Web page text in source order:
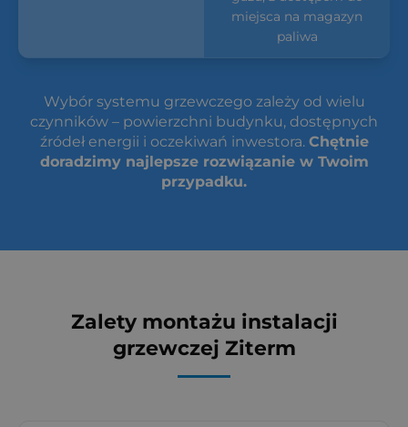
miejsca na magazyn
paliwa
Wybór systemu grzewczego zależy od wielu
czynników – powierzchni budynku, dostępnych
źródeł energii i oczekiwań inwestora. Chętnie
doradzimy najlepsze rozwiązanie w Twoim
przypadku.
Zalety montażu instalacji
grzewczej Ziterm